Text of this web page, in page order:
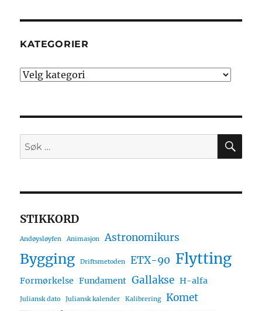
KATEGORIER
Kategorier
Søk
etter:
STIKKORD
Andøysløyfen Animasjon Astronomikurs
Bygging Driftsmetoden ETX-90 Flytting
Formørkelse Fundament Gallakse H-alfa
Juliansk dato Juliansk kalender Kalibrering
Komet